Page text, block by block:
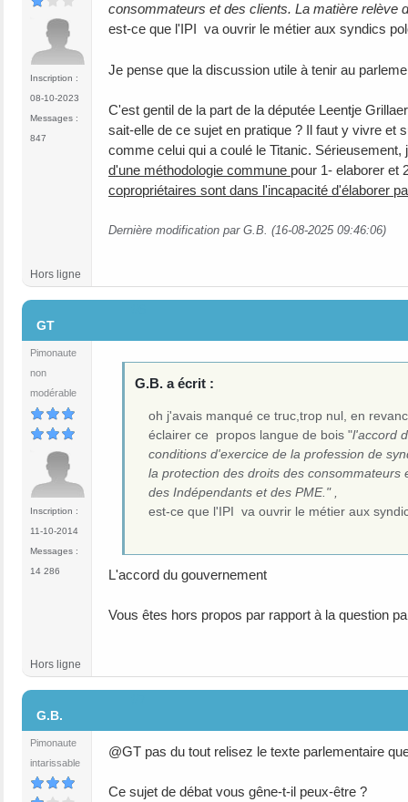
Inscription :
08-10-2023
Messages :
847
consommateurs et des clients. La matière relève
est-ce que l'IPI va ouvrir le métier aux syndics
Je pense que la discussion utile à tenir au
C'est gentil de la part de la députée Leentje
sait-elle de ce sujet en pratique ? Il faut y vivre et
comme celui qui a coulé le Titanic.
d'une méthodologie commune pour 1- elaborer et
copropriétaires sont dans l'incapacité d'élaborer
Dernière modification par G.B. (16-08-2025 09:46:06)
Hors ligne
GT
Pimonaute
non
modérable
Inscription :
11-10-2014
Messages :
14 286
G.B. a écrit :
oh j'avais manqué ce truc,trop nul, en
éclairer ce propos langue de bois "l'accord
conditions d'exercice de la profession de
la protection des droits des
des Indépendants et des PME." ,
est-ce que l'IPI va ouvrir le métier aux
L'accord du gouvernement
Vous êtes hors propos par rapport à la question
Hors ligne
G.B.
Pimonaute
intarissable
@GT pas du tout relisez le texte parlementaire
Ce sujet de débat vous gêne-t-il peux-être ?